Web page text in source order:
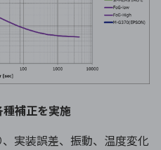
補正を実施
実装誤差、振動、温度変化